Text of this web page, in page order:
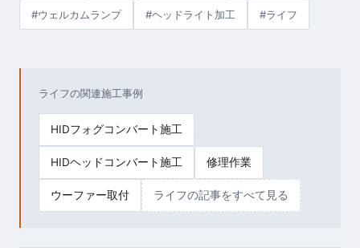
#ウェルカムランプ #ヘッドライト加工 #ライフ
ライフの関連施工事例
HIDフォグコンバート施工
HIDヘッドコンバート施工 修理作業
ウーファー取付 ライフの記事をすべて見る